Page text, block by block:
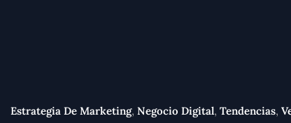
Estrategia De Marketing, Negocio Digital, Tendencias,